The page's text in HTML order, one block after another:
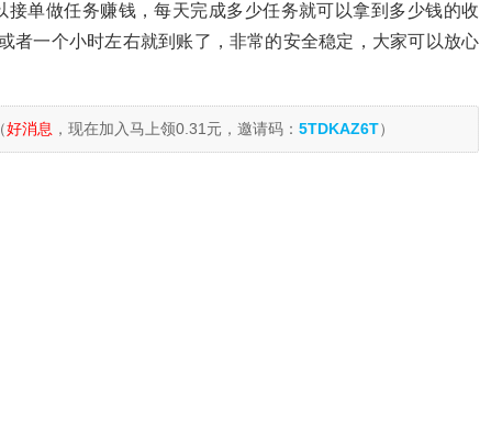
单做任务赚钱，每天完成多少任务就可以拿到多少钱的收
者一个小时左右就到账了，非常的安全稳定，大家可以放心
（好消息 ，现在加入马上领0.31元，邀请码： 5TDKAZ6T）